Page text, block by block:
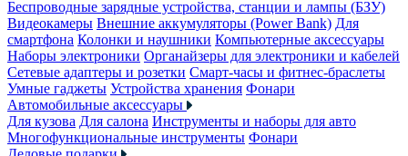
Беспроводные зарядные устройства, станции и лампы (БЗУ)
Видеокамеры Внешние аккумуляторы (Power Bank) Для
смартфона Колонки и наушники Компьютерные аксессуары
Наборы электроники Органайзеры для электроники и кабелей
Сетевые адаптеры и розетки Смарт-часы и фитнес-браслеты
Умные гаджеты Устройства хранения Фонари
Автомобильные аксессуары
Для кузова Для салона Инструменты и наборы для авто
Многофункциональные инструменты Фонари